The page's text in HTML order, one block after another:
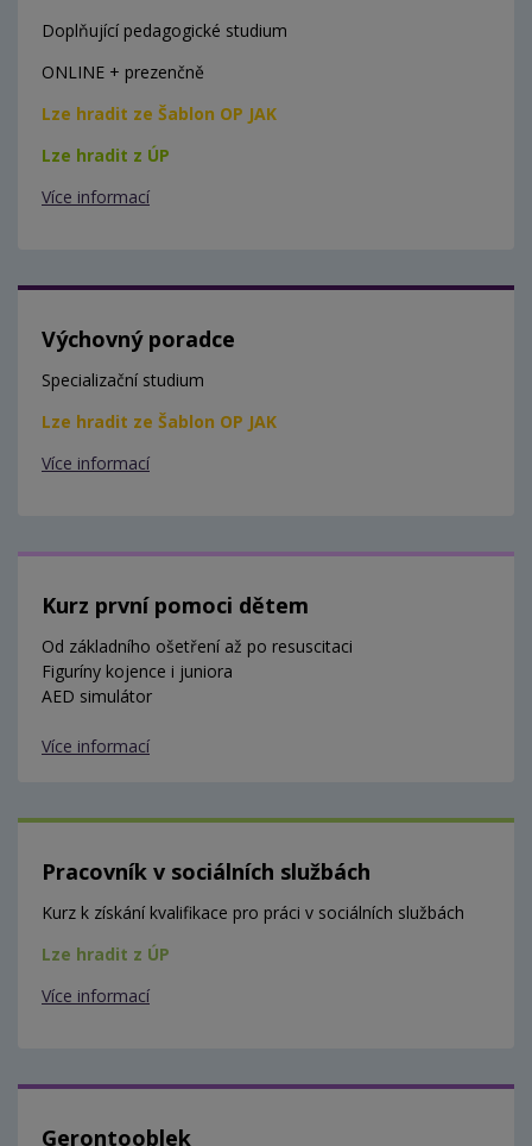
Doplňující pedagogické studium
ONLINE + prezenčně
Lze hradit ze Šablon OP JAK
Lze hradit z ÚP
Více informací
Výchovný poradce
Specializační studium
Lze hradit ze Šablon OP JAK
Více informací
Kurz první pomoci dětem
Od základního ošetření až po resuscitaci
Figuríny kojence i juniora
AED simulátor
Více informací
Pracovník v sociálních službách
Kurz k získání kvalifikace pro práci v sociálních službách
Lze hradit z ÚP
Více informací
Gerontooblek